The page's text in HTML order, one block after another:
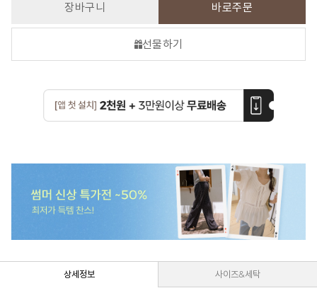
장바구니 바로주문
선물하기
상세정보 사이즈&세탁